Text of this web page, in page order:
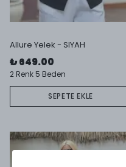
Allure Yelek - SIYAH
₺ 649.00
2 Renk 5 Beden
SEPETE EKLE